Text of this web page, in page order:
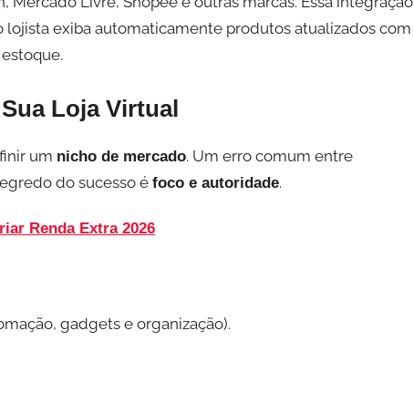
exiba automaticamente produtos atualizados com
Loja Virtual
um nicho de mercado. Um erro comum entre
do sucesso é foco e autoridade.
Renda Extra 2026
gadgets e organização).